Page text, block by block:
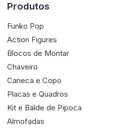
Produtos
Funko Pop
Action Figures
Blocos de Montar
Chaveiro
Caneca e Copo
Placas e Quadros
Kit e Balde de Pipoca
Almofadas